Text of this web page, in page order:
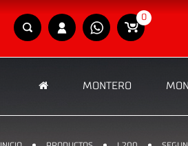
0
MONTERO